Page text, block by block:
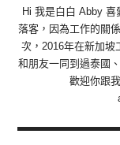
Hi 我是白白 Abby 喜
落客，因為工作的關
次，2016年在新加坡
和朋友一同到過泰國
歡迎你跟